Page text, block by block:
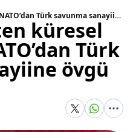
Bölgesel güçten küresel aktörlüğe! NATO’dan Türk savunma sanayiine övgü dolu sözler
küresel
Türk
övgü